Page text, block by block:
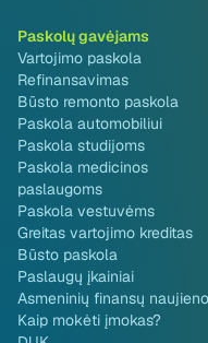
Paskolų gavėjams
Vartojimo paskola
Refinansavimas
Būsto remonto paskola
Paskola automobiliui
Paskola studijoms
Paskola medicinos
paslaugoms
Paskola vestuvėms
Greitas vartojimo kreditas
Būsto paskola
Paslaugų įkainiai
Asmeninių finansų
Kaip mokėti įmokas?